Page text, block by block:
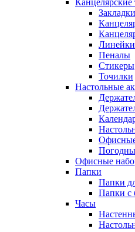
Канцелярские
Закладки
Линейки
Пеналы
Стикеры
Точилки
Настольные
Офисные
Папки
Папки
Папки с
Часы